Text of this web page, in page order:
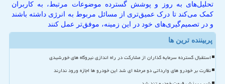
تحلیل‌های به روز و پوشش گسترده موضوعات مرتبط، به کاربران
کمک می‌کند تا درک عمیق‌تری از مسائل مربوط به انرژی داشته باشند
و در تصمیم‌گیری‌های خود در این زمینه، موفق‌تر عمل کنند
پربیننده ترین ها
استقبال گسترده سرمایه گذاران از مشارکت در راه اندازی نیروگاه های خورشیدی
نظارت بر خودرو های وارداتی دو مرحله ای شد این خودرو ها اجازه ورود ندارند